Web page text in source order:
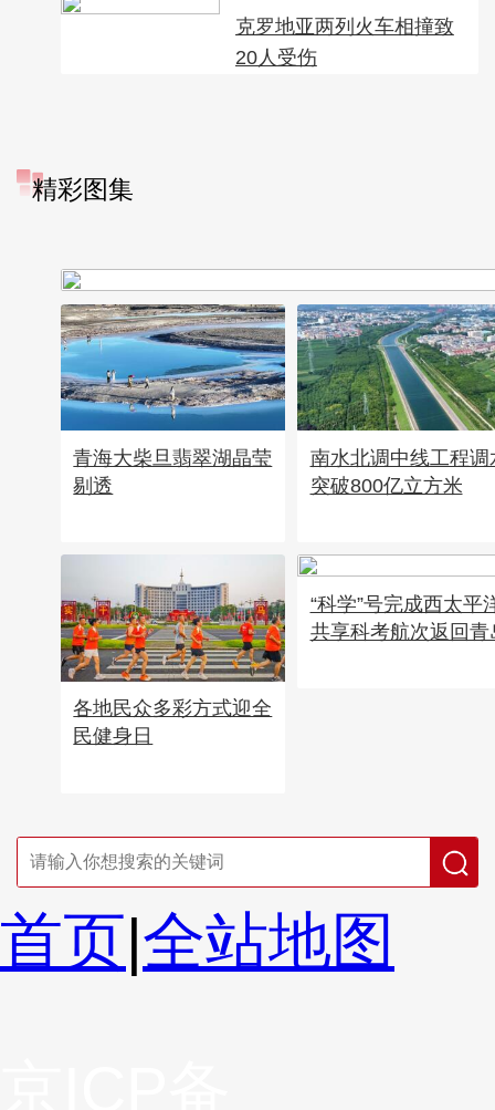
克罗地亚两列火车相撞致
20人受伤
精彩图集
青海大柴旦翡翠湖晶莹
剔透
南水北调中线工程调
突破800亿立方米
各地民众多彩方式迎全
民健身日
“科学”号完成西太平
共享科考航次返回青
首页|全站地图